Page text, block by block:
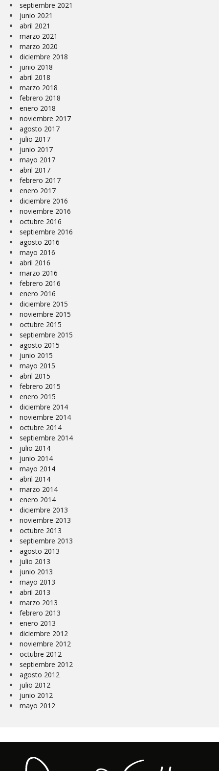
septiembre 2021
junio 2021
abril 2021
marzo 2021
marzo 2020
diciembre 2018
junio 2018
abril 2018
marzo 2018
febrero 2018
enero 2018
noviembre 2017
agosto 2017
julio 2017
junio 2017
mayo 2017
abril 2017
febrero 2017
enero 2017
diciembre 2016
noviembre 2016
octubre 2016
septiembre 2016
agosto 2016
mayo 2016
abril 2016
marzo 2016
febrero 2016
enero 2016
diciembre 2015
noviembre 2015
octubre 2015
septiembre 2015
agosto 2015
junio 2015
mayo 2015
abril 2015
febrero 2015
enero 2015
diciembre 2014
noviembre 2014
octubre 2014
septiembre 2014
julio 2014
junio 2014
mayo 2014
abril 2014
marzo 2014
enero 2014
diciembre 2013
noviembre 2013
octubre 2013
septiembre 2013
agosto 2013
julio 2013
junio 2013
mayo 2013
abril 2013
marzo 2013
febrero 2013
enero 2013
diciembre 2012
noviembre 2012
octubre 2012
septiembre 2012
agosto 2012
julio 2012
junio 2012
mayo 2012